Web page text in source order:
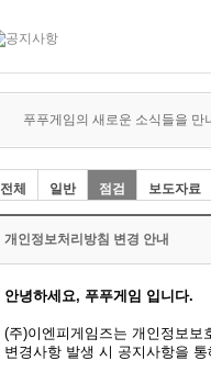
푸푸게임의 새로운 소식들을 만
전체 일반 점검 보도자료
개인정보처리방침 변경 안내
안녕하세요, 푸푸게임 입니다.
(주)이엔피게임즈는 개인정보보
변경사항 발생 시 공지사항을